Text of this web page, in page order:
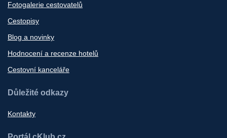
Fotogalerie cestovatelů
Cestopisy
Blog a novinky
Hodnocení a recenze hotelů
Cestovní kanceláře
Důležité odkazy
Kontakty